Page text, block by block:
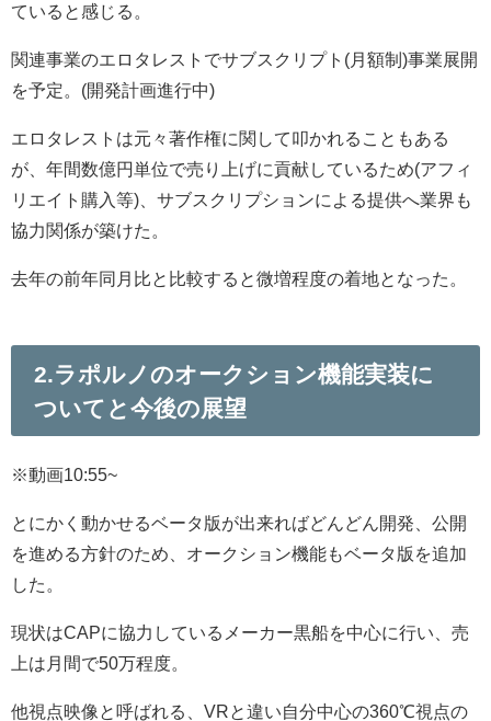
ていると感じる。
関連事業のエロタレストでサブスクリプト(月額制)事業展開
を予定。(開発計画進行中)
エロタレストは元々著作権に関して叩かれることもある
が、年間数億円単位で売り上げに貢献しているため(アフィ
リエイト購入等)、サブスクリプションによる提供へ業界も
協力関係が築けた。
去年の前年同月比と比較すると微増程度の着地となった。
2.ラポルノのオークション機能実装に
ついてと今後の展望
※動画10:55~
とにかく動かせるベータ版が出来ればどんどん開発、公開
を進める方針のため、オークション機能もベータ版を追加
した。
現状はCAPに協力しているメーカー黒船を中心に行い、売
上は月間で50万程度。
他視点映像と呼ばれる、VRと違い自分中心の360℃視点の